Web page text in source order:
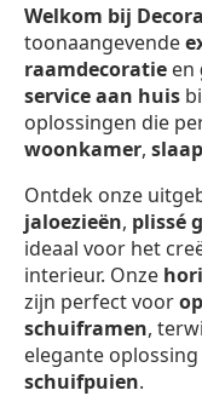
Welkom bij
toonaangevende
raamdecoratie en
service aan huis
oplossingen die
woonkamer,
Ontdek onze
jaloezieën, plissé
ideaal voor het
interieur. Onze
zijn perfect voor
schuiframen,
elegante
schuifpuien.